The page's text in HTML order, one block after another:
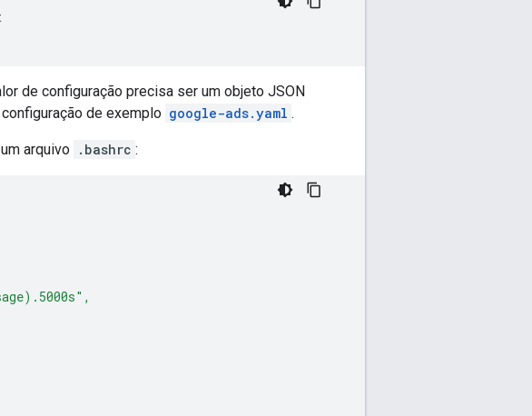
de configuração precisa ser um objeto JSON
de exemplo google-ads.yaml .
arquivo .bashrc :